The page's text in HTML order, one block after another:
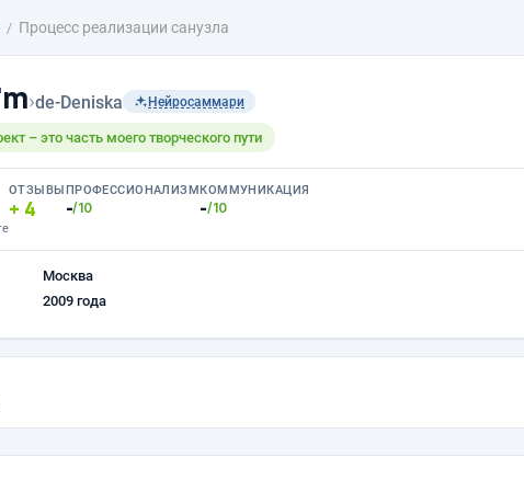
Процесс реализации санузла
›de-Deniska Нейросаммари
– это часть моего творческого пути
ОТЗЫВЫ
4
ПРОФЕССИОНАЛИЗМ
-/10
КОММУНИКАЦИЯ
-/10
Москва
2009 года